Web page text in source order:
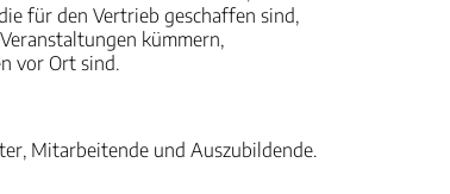
für den Vertrieb geschaffen sind,
kümmern,
vor Ort sind.
Mitarbeitende und Auszubildende.